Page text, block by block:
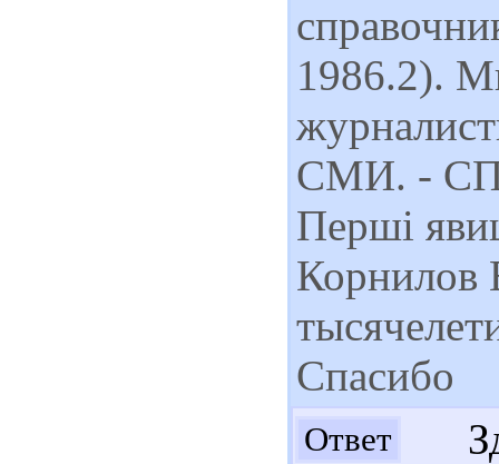
1986.2).
СМИ. -
Перші
Корнилов
Спасибо
Ответ